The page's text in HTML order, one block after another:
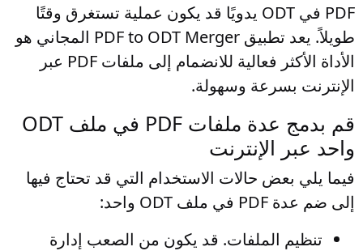
PDF في ODT يدويًا قد يكون عملية تستغرق وقتًا
طويلاً. يعد تطبيق PDF to ODT Merger المجاني هو
الأداة الأكثر فعالية للانضمام إلى ملفات PDF عبر
الإنترنت بسرعة وسهولة.
قم بدمج عدة ملفات PDF في ملف ODT
واحد عبر الإنترنت
فيما يلي بعض حالات الاستخدام التي قد تحتاج فيها
إلى ضم عدة PDF في ملف ODT واحد:
تنظيم الملفات. قد يكون من الصعب إدارة